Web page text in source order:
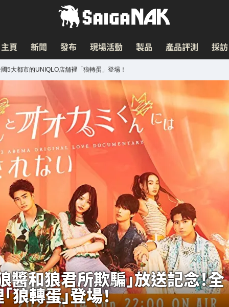
主頁 新聞 發布 現場活動 製品 產品評測 採訪
5大都市的UNIQLO店舗裡「狼轉蛋」登場！
和狼君所欺騙」放送記念！全
轉蛋」登場！